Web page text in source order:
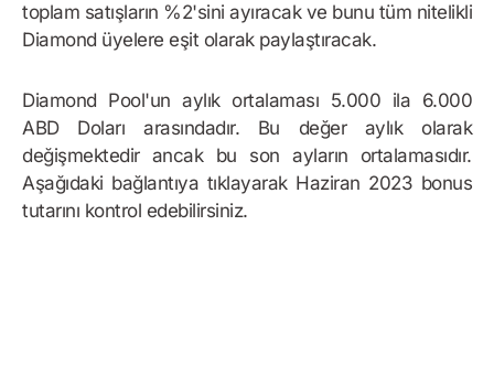
toplam satışların %2'sini ayıracak ve bunu tüm nitelikli
Diamond üyelere eşit olarak paylaştıracak.
Diamond Pool'un aylık ortalaması 5.000 ila 6.000
ABD Doları arasındadır. Bu değer aylık olarak
değişmektedir ancak bu son ayların ortalamasıdır.
Aşağıdaki bağlantıya tıklayarak Haziran 2023 bonus
tutarını kontrol edebilirsiniz.